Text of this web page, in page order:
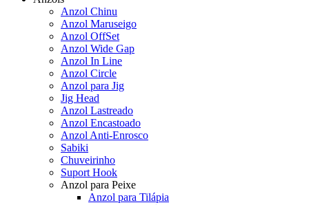
Anzol Chinu
Anzol Maruseigo
Anzol OffSet
Anzol Wide Gap
Anzol In Line
Anzol Circle
Anzol para Jig
Jig Head
Anzol Lastreado
Anzol Encastoado
Anzol Anti-Enrosco
Sabiki
Chuveirinho
Suport Hook
Anzol para Peixe
Anzol para Tilápia